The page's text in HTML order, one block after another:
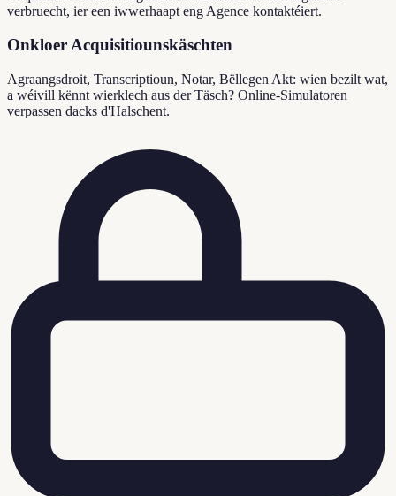
verbruecht, ier een iwwerhaapt eng Agence kontaktéiert.
Onkloer Acquisitiounskäschten
Agraangsdroit, Transcriptioun, Notar, Bëllegen Akt: wien bezilt wat,
a wéivill kënnt wierklech aus der Täsch? Online-Simulatoren
verpassen dacks d'Halschent.